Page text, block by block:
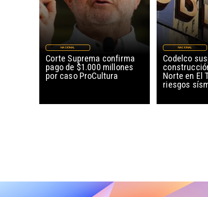
Corte Suprema confirma
pago de $1.000 millones
por caso ProCultura
NACIONAL
Codelco
Norte en El
riesgos
NACIONAL